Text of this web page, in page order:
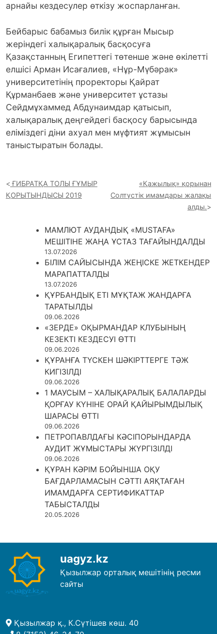
арнайы кездесулер өткізу жоспарланған.
Бейбарыс бабамыз билік құрған Мысыр
жеріндегі халықаралық басқосуға
Қазақстанның Египеттегі төтенше және өкілетті
елшісі Арман Исағалиев, «Нұр-Мүбәрак»
университетінің проректоры Қайрат
Құрманбаев және университет ұстазы
Сейдмұхаммед Абдунаимдар қатысып,
халықаралық деңгейдегі басқосу барысында
еліміздегі діни ахуал мен мүфтият жұмысын
таныстыратын болады.
ҒИБРАТҚА ТОЛЫ ҒҰМЫР
ҚОРЫТЫНДЫСЫ 2019
«Қажылық» қорынан
Солтүстік имамдары жалақы
алды.
МАМЛЮТ АУДАНДЫҚ «MUSTAFA»
МЕШІТІНЕ ЖАҢА ҰСТАЗ ТАҒАЙЫНДАЛДЫ
13.07.2026
БІЛІМ САЙЫСЫНДА ЖЕҢІСКЕ ЖЕТКЕНДЕР
МАРАПАТТАЛДЫ
13.07.2026
ҚҰРБАНДЫҚ ЕТІ МҰҚТАЖ ЖАНДАРҒА
ТАРАТЫЛДЫ
09.06.2026
«ЗЕРДЕ» ОҚЫРМАНДАР КЛУБЫНЫҢ
КЕЗЕКТІ КЕЗДЕСУІ ӨТТІ
09.06.2026
ҚҰРАНҒА ТҮСКЕН ШӘКІРТТЕРГЕ ТӘЖ
КИГІЗІЛДІ
09.06.2026
1 МАУСЫМ – ХАЛЫҚАРАЛЫҚ БАЛАЛАРДЫ
ҚОРҒАУ КҮНІНЕ ОРАЙ ҚАЙЫРЫМДЫЛЫҚ
ШАРАСЫ ӨТТІ
09.06.2026
ПЕТРОПАВЛДАҒЫ КӘСІПОРЫНДАРДА
АУДИТ ЖҰМЫСТАРЫ ЖҮРГІЗІЛДІ
09.06.2026
ҚҰРАН КӘРІМ БОЙЫНША ОҚУ
БАҒДАРЛАМАСЫН СӘТТІ АЯҚТАҒАН
ИМАМДАРҒА СЕРТИФИКАТТАР
ТАБЫСТАЛДЫ
20.05.2026
uagyz.kz
Қызылжар орталық мешітінің ресми
сайты
Қызылжар қ., К.Сүтішев көш. 40